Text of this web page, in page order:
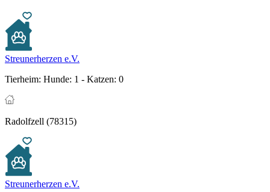
Streunerherzen e.V.
Tierheim: Hunde: 1 - Katzen: 0
Radolfzell (78315)
Streunerherzen e.V.